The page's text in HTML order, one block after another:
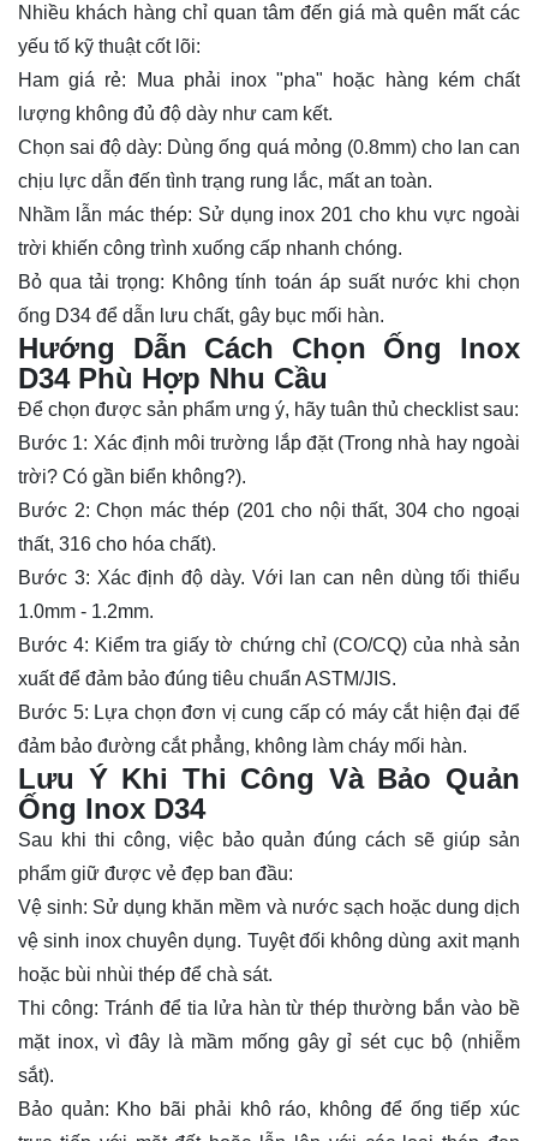
Nhiều khách hàng chỉ quan tâm đến giá mà quên mất các
yếu tố kỹ thuật cốt lõi:
Ham giá rẻ: Mua phải inox "pha" hoặc hàng kém chất
lượng không đủ độ dày như cam kết.
Chọn sai độ dày: Dùng ống quá mỏng (0.8mm) cho lan can
chịu lực dẫn đến tình trạng rung lắc, mất an toàn.
Nhầm lẫn mác thép: Sử dụng inox 201 cho khu vực ngoài
trời khiến công trình xuống cấp nhanh chóng.
Bỏ qua tải trọng: Không tính toán áp suất nước khi chọn
ống D34 để dẫn lưu chất, gây bục mối hàn.
Hướng Dẫn Cách Chọn Ống lnox
D34 Phù Hợp Nhu Cầu
Để chọn được sản phẩm ưng ý, hãy tuân thủ checklist sau:
Bước 1: Xác định môi trường lắp đặt (Trong nhà hay ngoài
trời? Có gần biển không?).
Bước 2: Chọn mác thép (201 cho nội thất, 304 cho ngoại
thất, 316 cho hóa chất).
Bước 3: Xác định độ dày. Với lan can nên dùng tối thiểu
1.0mm - 1.2mm.
Bước 4: Kiểm tra giấy tờ chứng chỉ (CO/CQ) của nhà sản
xuất để đảm bảo đúng tiêu chuẩn ASTM/JIS.
Bước 5: Lựa chọn đơn vị cung cấp có máy cắt hiện đại để
đảm bảo đường cắt phẳng, không làm cháy mối hàn.
Lưu Ý Khi Thi Công Và Bảo Quản
Ống Inox D34
Sau khi thi công, việc bảo quản đúng cách sẽ giúp sản
phẩm giữ được vẻ đẹp ban đầu:
Vệ sinh: Sử dụng khăn mềm và nước sạch hoặc dung dịch
vệ sinh inox chuyên dụng. Tuyệt đối không dùng axit mạnh
hoặc bùi nhùi thép để chà sát.
Thi công: Tránh để tia lửa hàn từ thép thường bắn vào bề
mặt inox, vì đây là mầm mống gây gỉ sét cục bộ (nhiễm
sắt).
Bảo quản: Kho bãi phải khô ráo, không để ống tiếp xúc